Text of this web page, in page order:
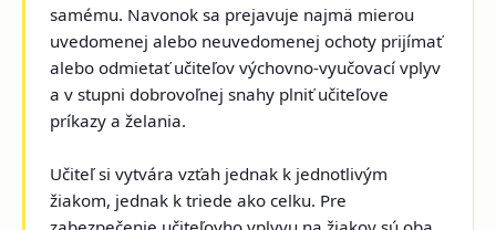
samému. Navonok sa prejavuje najmä mierou
uvedomenej alebo neuvedomenej ochoty prijímať
alebo odmietať učiteľov výchovno-vyučovací vplyv
a v stupni dobrovoľnej snahy plniť učiteľove
príkazy a želania.
Učiteľ si vytvára vzťah jednak k jednotlivým
žiakom, jednak k triede ako celku. Pre